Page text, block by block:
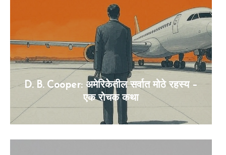
D. B. Cooper: अमेरिकेतील सर्वात मोठे रहस्य –
एक रोचक कथा